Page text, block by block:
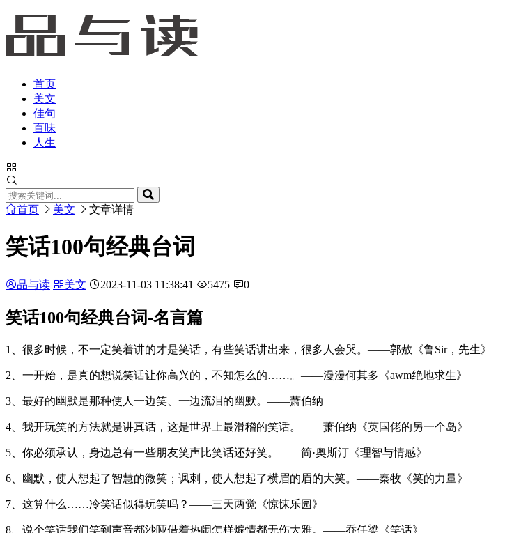
首页
美文
佳句
百味
人生
首页 美文 文章详情
笑话100句经典台词
品与读 美文 2023-11-03 11:38:41 5475 0
笑话100句经典台词-名言篇
1、很多时候，不一定笑着讲的才是笑话，有些笑话讲出来，很多人会哭。——郭敖《鲁Sir，先生》
2、一开始，是真的想说笑话让你高兴的，不知怎么的……。——漫漫何其多《awm绝地求生》
3、最好的幽默是那种使人一边笑、一边流泪的幽默。——萧伯纳
4、我开玩笑的方法就是讲真话，这是世界上最滑稽的笑话。——萧伯纳《英国佬的另一个岛》
5、你必须承认，身边总有一些朋友笑声比笑话还好笑。——简·奥斯汀《理智与情感》
6、幽默，使人想起了智慧的微笑；讽刺，使人想起了横眉的眉的大笑。——秦牧《笑的力量》
7、这算什么……冷笑话似得玩笑吗？——三天两觉《惊悚乐园》
8、说个笑话我们笑到声音都沙哑借着热闹怎样煽情都无伤大雅。——乔任梁《笑话》